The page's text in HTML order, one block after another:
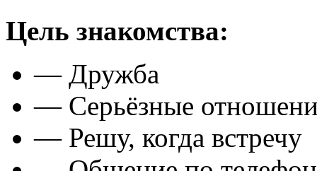
Цель знакомства:
— Дружба
— Серьёзные
— Решу, когда встречу